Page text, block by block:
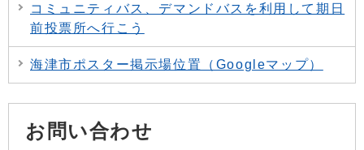
コミュニティバス、デマンドバスを利用して期日
前投票所へ行こう
海津市ポスター掲示場位置（Googleマップ）
お問い合わせ